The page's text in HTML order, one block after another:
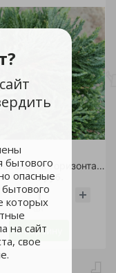
бытового
опасные
которых
на сайт
свое
Можжевельник горизонтальный Вилтони С11 1шт
5 700 руб.
шт
В корзину